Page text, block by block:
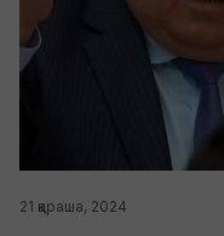
21 қараша, 2024